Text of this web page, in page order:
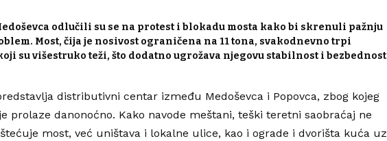
odlučili su se na protest i blokadu mosta kako bi skrenuli pažnju
Most, čija je nosivost ograničena na 11 tona, svakodnevno trpi
su višestruko teži, što dodatno ugrožava njegovu stabilnost i bezbednost
distributivni centar između Medoševca i Popovca, zbog kojeg
prolaze danonoćno. Kako navode meštani, teški teretni saobraćaj ne
most, već uništava i lokalne ulice, kao i ograde i dvorišta kuća uz